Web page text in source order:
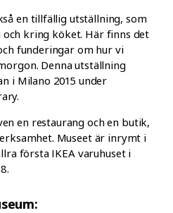
en tillfällig utställning, som
kring köket. Här finns det
funderingar om hur vi
Denna utställning
i Milano 2015 under
en restaurang och en butik,
Museet är inrymt i
första IKEA varuhuset i